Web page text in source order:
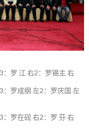
罗 江 右2：罗锡主 右
罗成纲 左2：罗庆国 左
罗在砚 右2：罗 芬 右